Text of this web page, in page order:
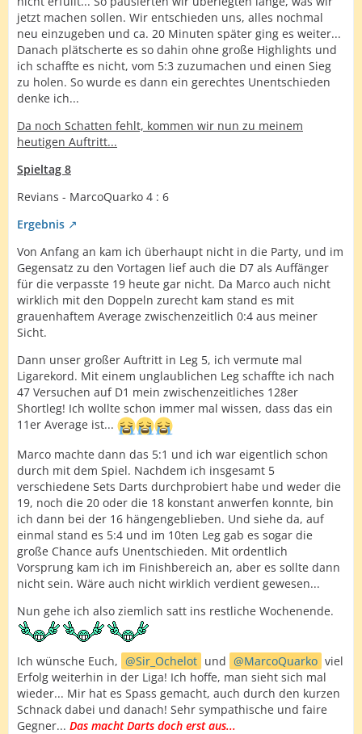
jetzt machen sollen. Wir entschieden uns, alles nochmal
neu einzugeben und ca. 20 Minuten später ging es weiter...
Danach plätscherte es so dahin ohne große Highlights und
ich schaffte es nicht, vom 5:3 zuzumachen und einen Sieg
zu holen. So wurde es dann ein gerechtes Unentschieden
denke ich...
Da noch Schatten fehlt, kommen wir nun zu meinem
heutigen Auftritt...
Spieltag 8
Revians - MarcoQuarko 4 : 6
Ergebnis
Von Anfang an kam ich überhaupt nicht in die Party, und im
Gegensatz zu den Vortagen lief auch die D7 als Auffänger
für die verpasste 19 heute gar nicht. Da Marco auch nicht
wirklich mit den Doppeln zurecht kam stand es mit
grauenhaftem Average zwischenzeitlich 0:4 aus meiner
Sicht.
Dann unser großer Auftritt in Leg 5, ich vermute mal
Ligarekord. Mit einem unglaublichen Leg schaffte ich nach
47 Versuchen auf D1 mein zwischenzeitliches 128er
Shortleg! Ich wollte schon immer mal wissen, dass das ein
11er Average ist...
Marco machte dann das 5:1 und ich war eigentlich schon
durch mit dem Spiel. Nachdem ich insgesamt 5
verschiedene Sets Darts durchprobiert habe und weder die
19, noch die 20 oder die 18 konstant anwerfen konnte, bin
ich dann bei der 16 hängengeblieben. Und siehe da, auf
einmal stand es 5:4 und im 10ten Leg gab es sogar die
große Chance aufs Unentschieden. Mit ordentlich
Vorsprung kam ich im Finishbereich an, aber es sollte dann
nicht sein. Wäre auch nicht wirklich verdient gewesen...
Nun gehe ich also ziemlich satt ins restliche Wochenende.
Ich wünsche Euch, Sir_Ochelot und MarcoQuarko viel
Erfolg weiterhin in der Liga! Ich hoffe, man sieht sich mal
wieder... Mir hat es Spass gemacht, auch durch den kurzen
Schnack dabei und danach! Sehr sympathische und faire
Gegner... Das macht Darts doch erst aus...